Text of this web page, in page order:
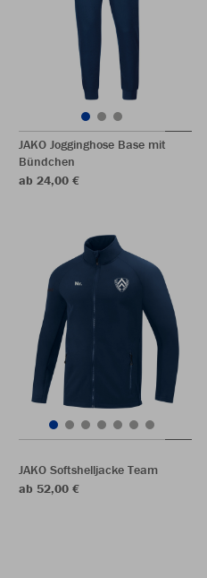
JAKO Jogginghose Base mit
Bündchen
ab 24,00 €
JAKO Softshelljacke Team
ab 52,00 €